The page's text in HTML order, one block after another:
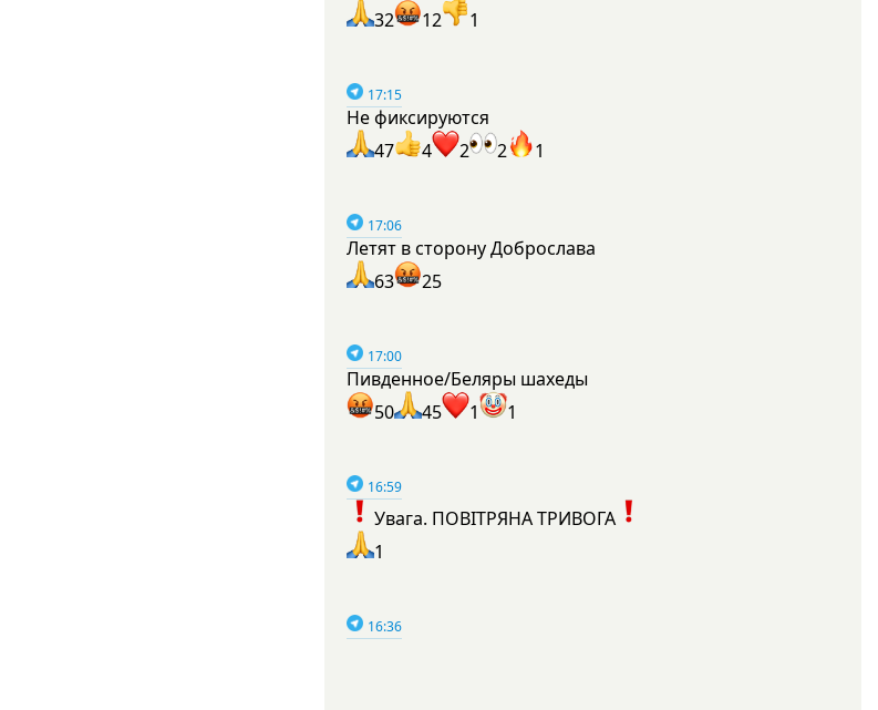
32
12 1
17:15
Не фиксируются
47
4 2 2 1
17:06
Летят в сторону Доброслава
63
25
17:00
Пивденное/Беляры шахеды
50
45 1 1
16:59
Увага. ПОВІТРЯНА ТРИВОГА
1
16:36